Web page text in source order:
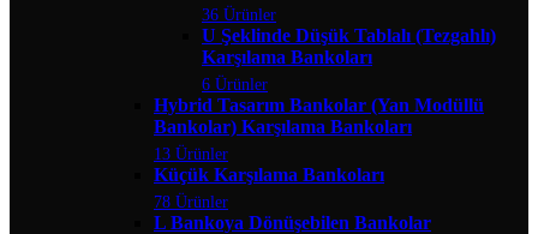
36 Ürünler
U Şeklinde Düşük Tablalı (Tezgahlı)
Karşılama Bankoları
6 Ürünler
Hybrid Tasarım Bankolar (Yan Modüllü
Bankolar) Karşılama Bankoları
13 Ürünler
Küçük Karşılama Bankoları
78 Ürünler
L Bankoya Dönüşebilen Bankolar